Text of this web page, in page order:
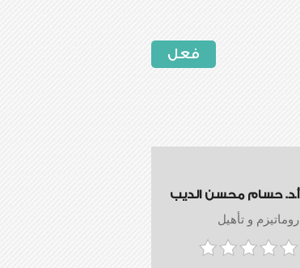
فعل
أ.د. حسام محسن الديب
روماتيزم و تأهيل